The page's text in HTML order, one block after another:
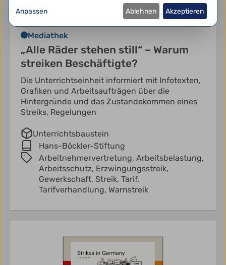
Mediathek
„Alle Räder stehen still“ – Warum
streiken Beschäftigte?
Die Unterrichtseinheit informiert mit Infotexten,
Grafiken und Arbeitsaufträgen über die
Hintergründe und das Zustandekommen eines
Streiks, Regelungen
Unterrichtsbaustein
Hans-Böckler-Stiftung
Arbeitnehmervertretung, Arbeitsbelastung,
Arbeitsschutz, Erzwingungsstreik,
Gewerkschaft, Streik, Tarif,
Tarifverhandlung, Warnstreik
Anpassen Ablehnen Akzeptieren